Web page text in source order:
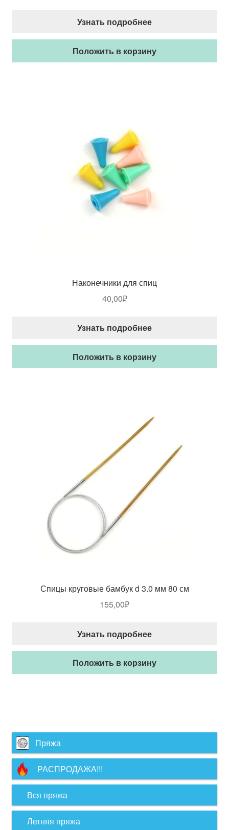
Узнать подробнее
Положить в корзину
Наконечники для спиц
40,00₽
Узнать подробнее
Положить в корзину
Спицы круговые бамбук d 3.0 мм 80 см
155,00₽
Узнать подробнее
Положить в корзину
Пряжа
РАСПРОДАЖА!!!
Вся пряжа
Летняя пряжа